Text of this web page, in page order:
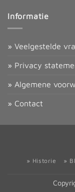
Informatie
» Veelgestelde
» Privacy
» Algemene
» Contact
» Historie »